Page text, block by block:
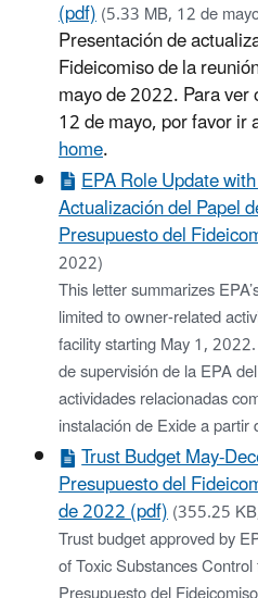
(pdf)(5.33 MB, 12 de
Presentación de
Fideicomiso de la
mayo de 2022. Para
12 de mayo, por favor ir
home.
EPA Role Update
Actualización del Papel
Presupuesto del
2022)
This letter summarizes
limited to owner-related
facility starting May 1,
de supervisión de la EPA
actividades relacionadas
instalación de Exide a
Trust Budget May-
Presupuesto del
de 2022 (pdf)(355.25
Trust budget approved by
of Toxic Substances